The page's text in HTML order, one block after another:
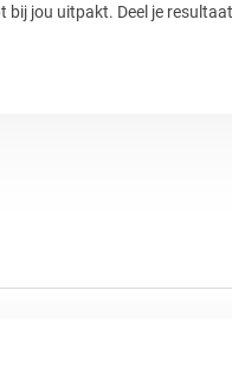
bij jou uitpakt. Deel je